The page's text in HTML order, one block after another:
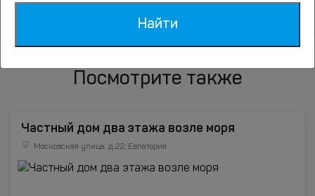
Посмотрите также
Частный дом два этажа возле моря
Московская улица, д.22, Евпатория
Найти